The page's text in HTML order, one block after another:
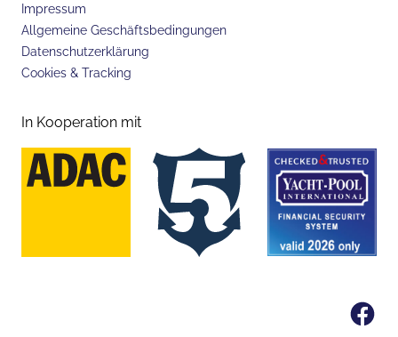
Impressum
Allgemeine Geschäftsbedingungen
Datenschutzerklärung
Cookies & Tracking
In Kooperation mit